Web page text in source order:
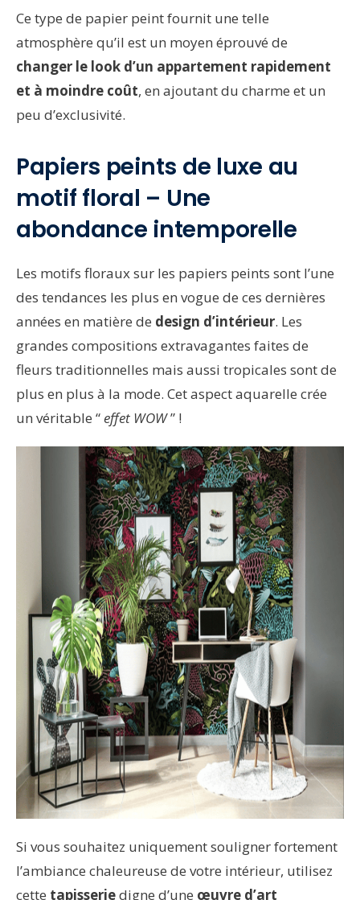
Ce type de papier peint fournit une telle
atmosphère qu’il est un moyen éprouvé de
changer le look d’un appartement rapidement
et à moindre coût, en ajoutant du charme et un
peu d’exclusivité.
Papiers peints de luxe au
motif floral – Une
abondance intemporelle
Les motifs floraux sur les papiers peints sont l’une
des tendances les plus en vogue de ces dernières
années en matière de design d’intérieur. Les
grandes compositions extravagantes faites de
fleurs traditionnelles mais aussi tropicales sont de
plus en plus à la mode. Cet aspect aquarelle crée
un véritable “effet WOW” !
Si vous souhaitez uniquement souligner fortement
l’ambiance chaleureuse de votre intérieur, utilisez
cette tapisseriedigne d’une œuvre d’art